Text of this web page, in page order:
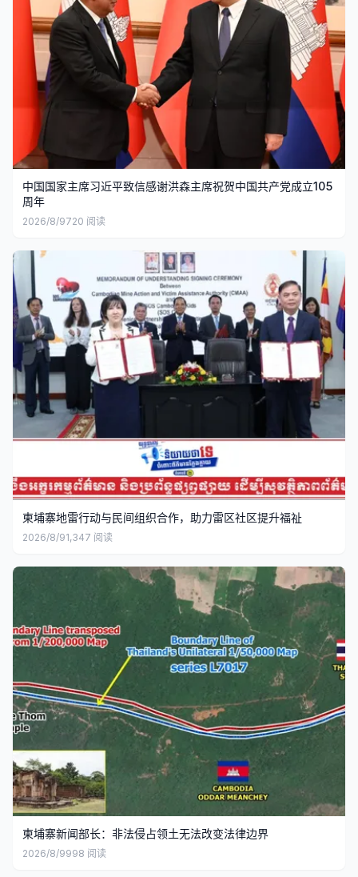
中国国家主席习近平致信感谢洪森主席祝贺中国共产党成立105
周年
2026/8/9720 阅读
柬埔寨地雷行动与民间组织合作，助力雷区社区提升福祉
2026/8/91,347 阅读
柬埔寨新闻部长：非法侵占领土无法改变法律边界
2026/8/9998 阅读